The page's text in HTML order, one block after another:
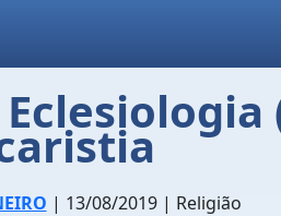
| 13/08/2019 | Religião